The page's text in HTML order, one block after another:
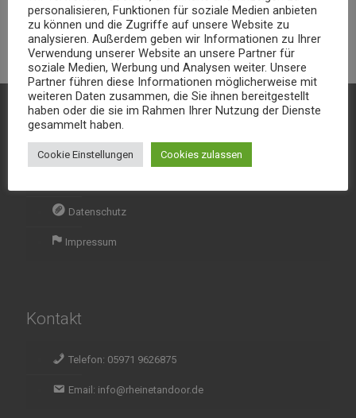
Zusatzstoffe (2,4,8)
Kontakt & Informationen
Datenschutz
Impressum
Kontakt
Telefon: 05971 9626875
Email: info@rheinetandoor.de
personalisieren, Funktionen für soziale Medien anbieten
zu können und die Zugriffe auf unsere Website zu
analysieren. Außerdem geben wir Informationen zu Ihrer
Verwendung unserer Website an unsere Partner für
soziale Medien, Werbung und Analysen weiter. Unsere
Partner führen diese Informationen möglicherweise mit
weiteren Daten zusammen, die Sie ihnen bereitgestellt
haben oder die sie im Rahmen Ihrer Nutzung der Dienste
gesammelt haben.
Cookie Einstellungen Cookies zulassen